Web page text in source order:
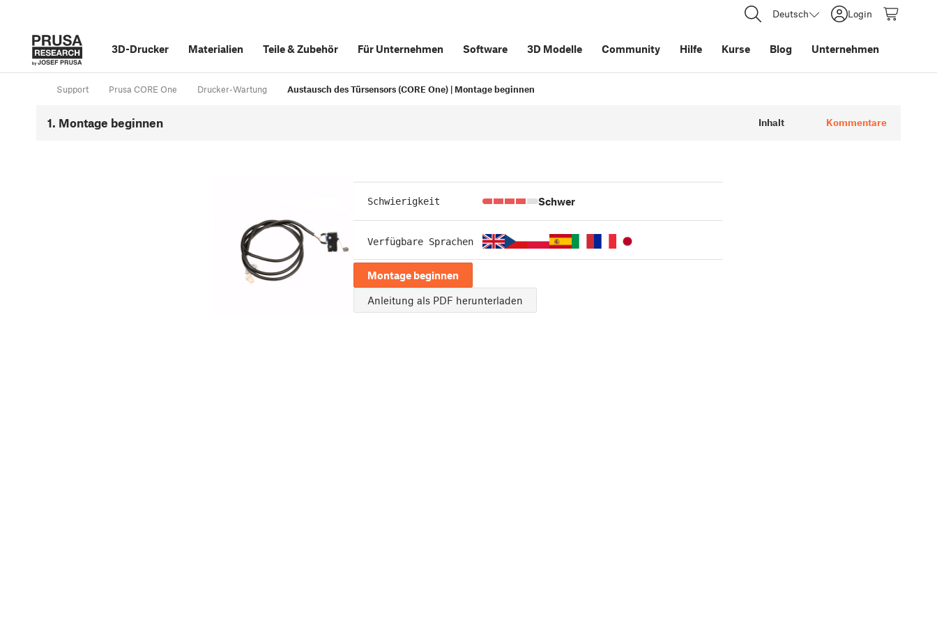
Deutsch Login
3D-Drucker Materialien Teile&Zubehör Für Unternehmen Software 3D Modelle Community Hilfe Kurse Blog Unternehmen
Support Prusa CORE One Drucker-Wartung Austausch des Türsensors (CORE One) | Montage beginnen
1. Montage beginnen Inhalt Kommentare
Schwierigkeit Schwer
Verfügbare Sprachen
Montage beginnen
Anleitung als PDF herunterladen